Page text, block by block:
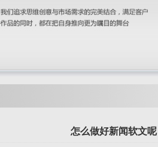
怎么做好新闻软文